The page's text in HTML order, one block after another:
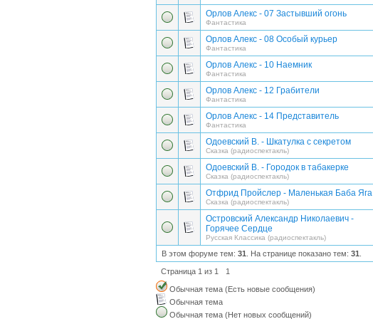
Орлов Алекс - 07 Застывший огонь
Фантастика
Орлов Алекс - 08 Особый курьер
Фантастика
Орлов Алекс - 10 Наемник
Фантастика
Орлов Алекс - 12 Грабители
Фантастика
Орлов Алекс - 14 Представитель
Фантастика
Одоевский В. - Шкатулка с секретом
Сказка (радиоспектакль)
Одоевский В. - Городок в табакерке
Сказка (радиоспектакль)
Отфрид Пройслер - Маленькая Баба Яга
Сказка (радиоспектакль)
Островский Александр Николаевич -
Горячее Сердце
Русская Классика (радиоспектакль)
В этом форуме тем: 31 . На странице показано тем: 31
Страница 1 из 1 1
Обычная тема (Есть новые сообщения)
Обычная тема
Обычная тема (Нет новых сообщений)